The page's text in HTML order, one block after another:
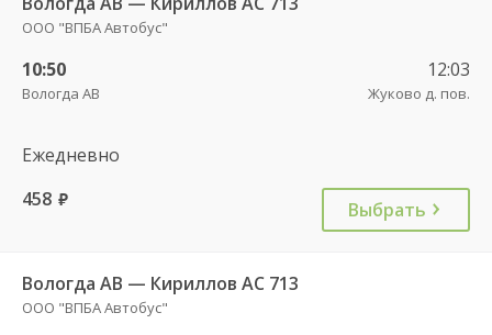
ООО "ВПБА Автобус"
10:50
Вологда АВ
12:03
Жуково д. пов.
Ежедневно
458 руб. Выбрать
Вологда АВ — Кириллов АС 713
ООО "ВПБА Автобус"